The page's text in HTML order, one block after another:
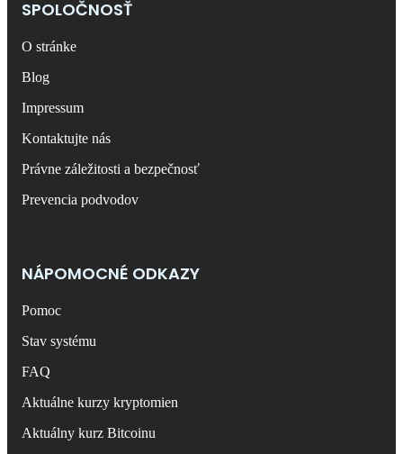
SPOLOČNOSŤ
O stránke
Blog
Impressum
Kontaktujte nás
Právne záležitosti a bezpečnosť
Prevencia podvodov
NÁPOMOCNÉ ODKAZY
Pomoc
Stav systému
FAQ
Aktuálne kurzy kryptomien
Aktuálny kurz Bitcoinu